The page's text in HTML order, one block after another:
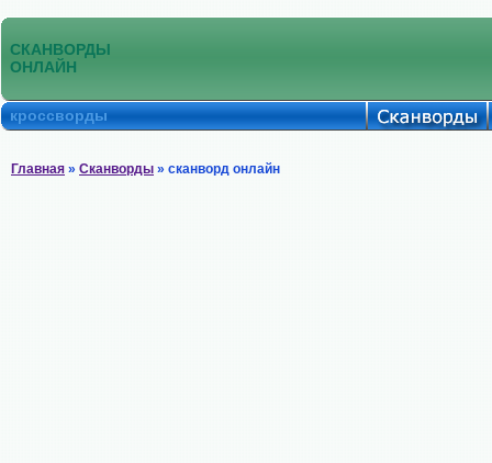
СКАНВОРДЫ
ОНЛАЙН
кроссворды
Главная » Сканворды » сканворд онлайн